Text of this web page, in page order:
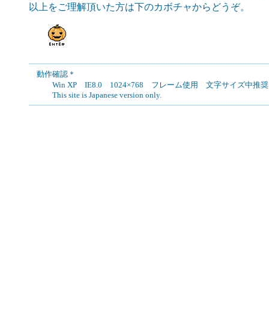
以上をご理解頂いた方は下のカボチャからどうぞ。
動作確認＊
Win XP IE8.0 1024×768 フレーム使用 文字サイズ中推奨
This site is Japanese version only.